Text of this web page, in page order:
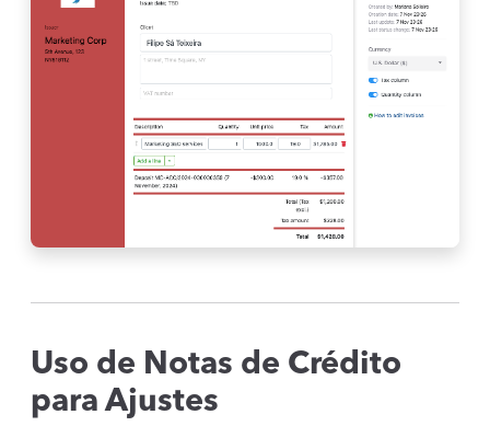
Uso de Notas de Crédito
para Ajustes